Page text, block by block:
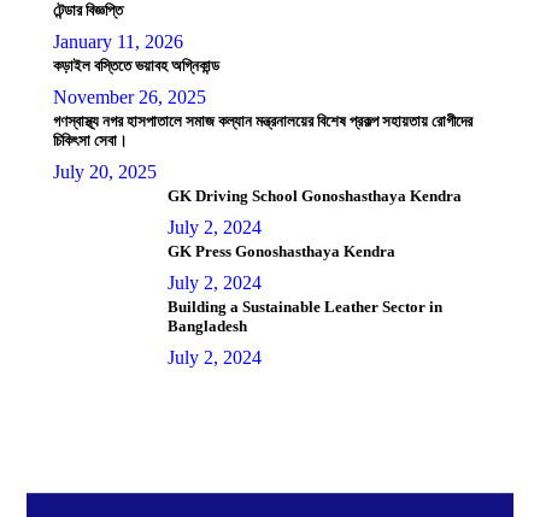
টেন্ডার বিজ্ঞপ্তি
January 11, 2026
কড়াইল বস্তিতে ভয়াবহ অগ্নিকান্ড
November 26, 2025
গণস্বাস্থ্য নগর হাসপাতালে সমাজ কল্যান মন্ত্রনালয়ের বিশেষ প্রকল্প সহায়তায় রোগীদের
চিকিৎসা সেবা।
July 20, 2025
GK Driving School Gonoshasthaya Kendra
July 2, 2024
GK Press Gonoshasthaya Kendra
July 2, 2024
Building a Sustainable Leather Sector in
Bangladesh
July 2, 2024